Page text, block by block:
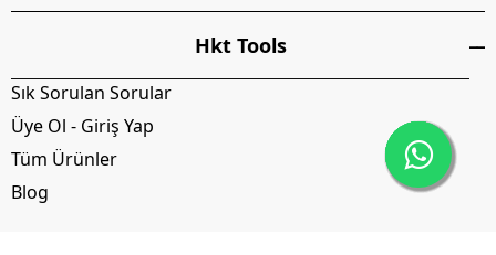
Hkt Tools
Sık Sorulan Sorular
Üye Ol - Giriş Yap
Tüm Ürünler
Blog